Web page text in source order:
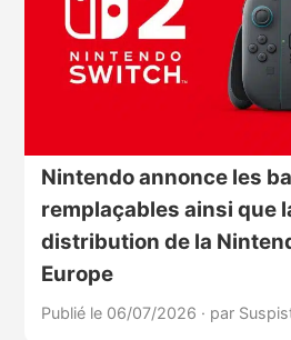
Nintendo annonce les
remplaçables ainsi que
distribution de la
Europe
Publié le 06/07/2026 · par